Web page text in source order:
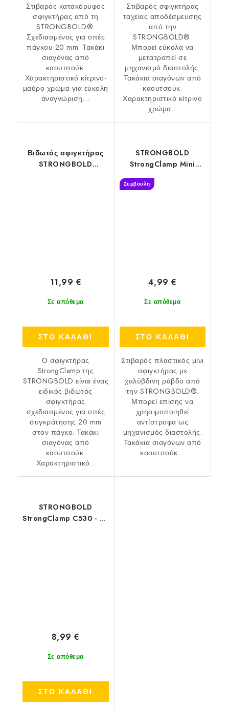
Στιβαρός κατακόρυφος
σφιγκτήρας από τη
STRONGBOLD®.
Σχεδιασμένος για οπές
πάγκου 20 mm. Τακάκι
σιαγόνας από
καουτσούκ.
Χαρακτηριστικό κίτρινο-
μαύρο χρώμα για εύκολη
αναγνώριση....
Στιβαρός σφιγκτήρας
ταχείας αποδέσμευσης
από την
STRONGBOLD®.
Μπορεί εύκολα να
μετατραπεί σε
μηχανισμό διαστολής.
Τακάκια σιαγόνων από
καουτσούκ.
Χαρακτηριστικό κίτρινο
χρώμα...
Βιδωτός σφιγκτήρας
STRONGBOLD
Σε απόθεμα
11,99 €
ΣΤΟ ΚΑΛΑΘΙ
Ο σφιγκτήρας
StrongClamp της
STRONGBOLD είναι ένας
ειδικός βιδωτός
σφιγκτήρας
σχεδιασμένος για οπές
συγκράτησης 20 mm
στον πάγκο. Τακάκι
σιαγόνας από
καουτσούκ.
Χαρακτηριστικό...
STRONGBOLD
StrongClamp Mini
Συμβουλη
Σε απόθεμα
4,99 €
ΣΤΟ ΚΑΛΑΘΙ
Στιβαρός πλαστικός μίνι
σφιγκτήρας με
χαλύβδινη ράβδο από
την STRONGBOLD®.
Μπορεί επίσης να
χρησιμοποιηθεί
αντίστροφα ως
μηχανισμός διαστολής.
Τακάκια σιαγόνων από
καουτσούκ....
STRONGBOLD
StrongClamp C530 - 30
Σε απόθεμα
8,99 €
ΣΤΟ ΚΑΛΑΘΙ